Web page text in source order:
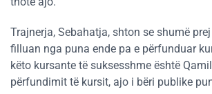
Trajnerja, Sebahatja, shton se shumë
filluan nga puna ende pa e përfunduar
këto kursante të suksesshme është
përfundimit të kursit, ajo i bëri publike